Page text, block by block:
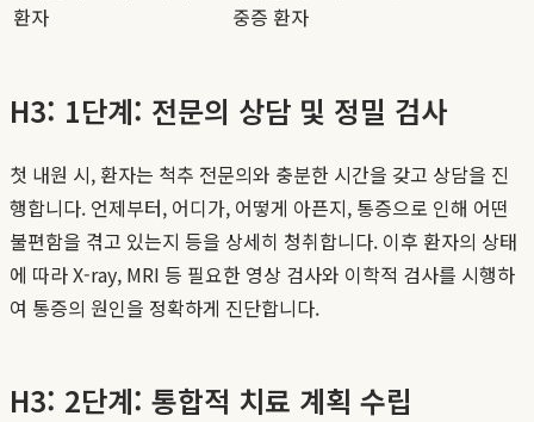
환자
중증 환자
H3: 1단계: 전문의 상담 및 정밀 검사
첫 내원 시, 환자는 척추 전문의와 충분한 시간을 갖고 상담을 진
행합니다. 언제부터, 어디가, 어떻게 아픈지, 통증으로 인해 어떤
불편함을 겪고 있는지 등을 상세히 청취합니다. 이후 환자의 상태
에 따라 X-ray, MRI 등 필요한 영상 검사와 이학적 검사를 시행하
여 통증의 원인을 정확하게 진단합니다.
H3: 2단계: 통합적 치료 계획 수립